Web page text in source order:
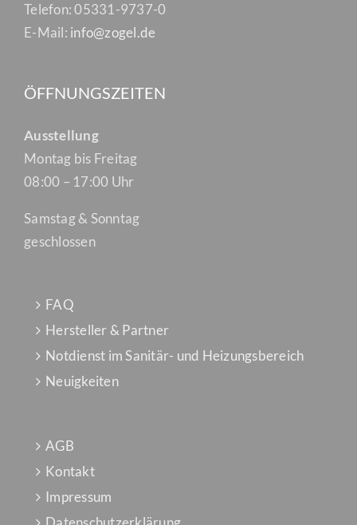
Telefon: 05331-9737-0
E-Mail: info@zogel.de
ÖFFNUNGSZEITEN
Ausstellung
Montag bis Freitag
08:00 – 17:00 Uhr
Samstag & Sonntag
geschlossen
FAQ
Hersteller & Partner
Notdienst im Sanitär- und Heizungsbereich
Neuigkeiten
AGB
Kontakt
Impressum